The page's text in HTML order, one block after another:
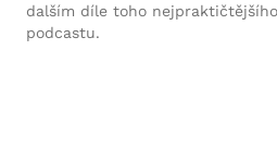
dalším díle toho
podcastu.